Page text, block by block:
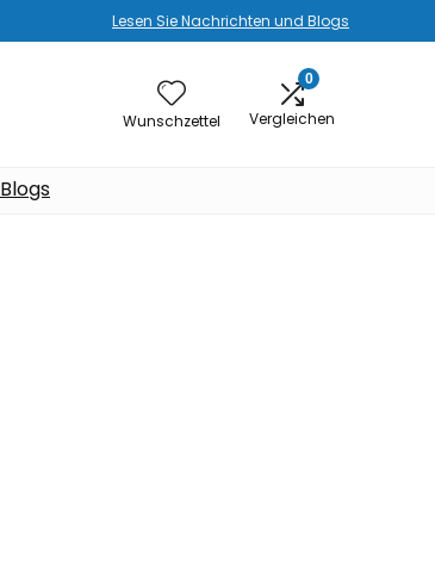
Lesen Sie Nachrichten und Blogs
Wunschzettel
0
Vergleichen
Blogs